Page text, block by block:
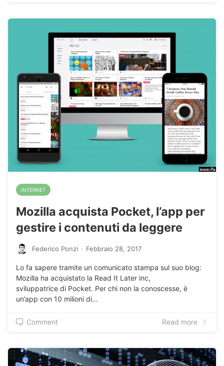
INTERNET
Mozilla acquista Pocket, l’app per
gestire i contenuti da leggere
Federico Ponzi · Febbraio 28, 2017
Lo fa sapere tramite un comunicato stampa sul suo blog:
Mozilla ha acquistato la Read It Later inc,
sviluppatrice di Pocket. Per chi non la conoscesse, è
un’app con 10 milioni di…
Comment Read more